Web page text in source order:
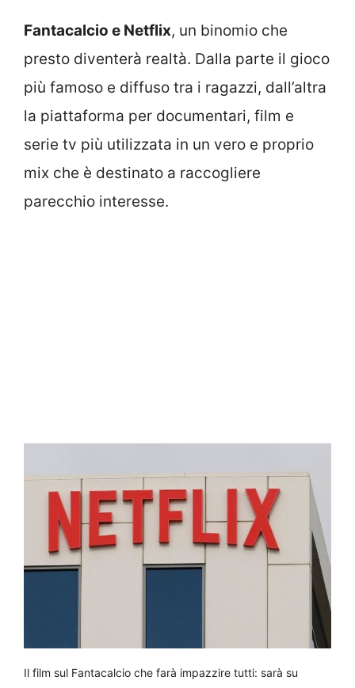
Fantacalcio e Netflix, un binomio che
presto diventerà realtà. Dalla parte il gioco
più famoso e diffuso tra i ragazzi, dall’altra
la piattaforma per documentari, film e
serie tv più utilizzata in un vero e proprio
mix che è destinato a raccogliere
parecchio interesse.
Il film sul Fantacalcio che farà impazzire tutti: sarà su